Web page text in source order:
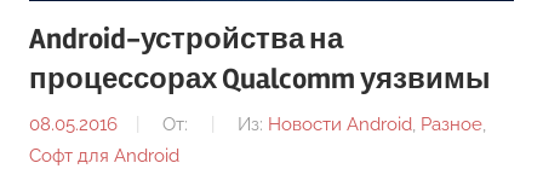
Android-устройства на
процессорах Qualcomm уязвимы
08.05.2016 От: Из: Новости Android, Разное,
Софт для Android